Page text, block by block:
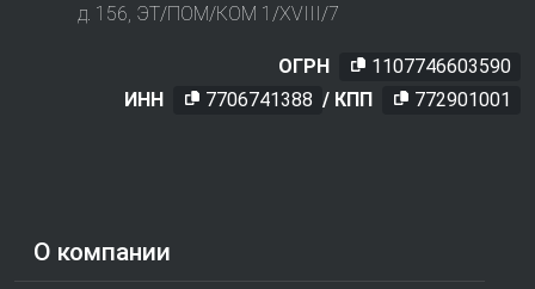
О компании
д. 156, ЭТ/ПОМ/КОМ 1/XVIII/7
ОГРН
1107746603590
ИНН
7706741388 / КПП 772901001